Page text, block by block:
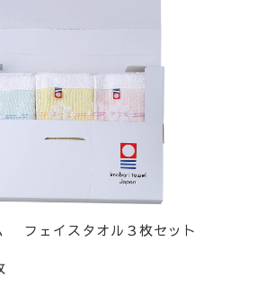
フェイスタオル３枚セット